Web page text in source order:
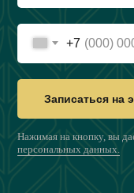
+7
Записаться на
Нажимая на кнопку, вы
персональных данных.